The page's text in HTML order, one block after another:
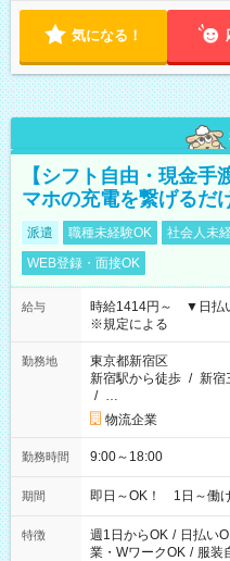
気になる！
【シフト自由・現金
マホの充電を繋げるだ
派遣 職種未経験OK 社会人未
WEB登録・面接OK
給与
時給1414円～ ▼日払
※規定による
勤務地
東京都新宿区
新宿駅から徒歩 / 新宿
/ …
物流企業
勤務時間 9:00～18:00
期間 即日～OK！ 1日～働
特徴 週1日からOK / 日払い
業・WワークOK / 服装